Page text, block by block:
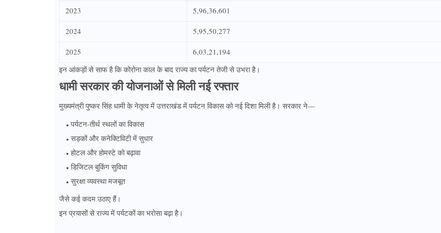
2023 5,96,36,601
2024 5,95,50,277
2025
6,03,21,194
इन आंकड़ों से साफ है कि कोरोना काल के बाद राज्य का पर्यटन तेजी से उभरा है।
धामी सरकार की योजनाओं से मिली नई रफ्तार
मुख्यमंत्री पुष्कर सिंह धामी के नेतृत्व में उत्तराखंड में पर्यटन विकास को नई दिशा मिली है। सरकार ने—
पर्यटन-तीर्थ स्थलों का विकास
सड़कों और कनेक्टिविटी में सुधार
होटल और होमस्टे को बढ़ावा
डिजिटल बुकिंग सुविधा
सुरक्षा व्यवस्था मजबूत
जैसे कई कदम उठाए हैं।
इन प्रयासों से राज्य में पर्यटकों का भरोसा बढ़ा है।